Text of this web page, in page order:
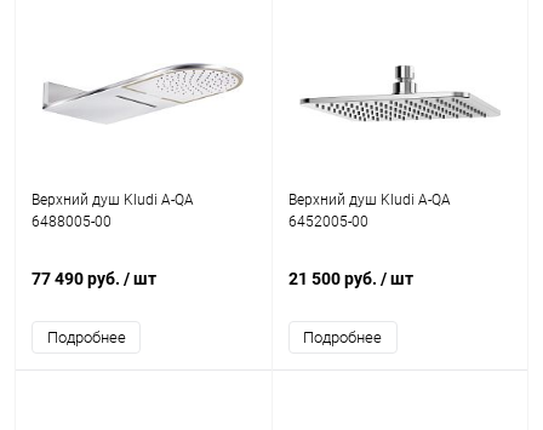
Верхний душ Kludi A-QA
6488005-00
77 490 руб. / шт
Подробнее
Верхний душ Kludi A-QA
6452005-00
21 500 руб. / шт
Подробнее